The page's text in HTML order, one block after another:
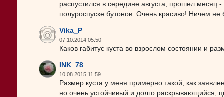
распустился в середине августа, прошел месяц
полуроспуске бутонов. Очень красиво! Ничем
Vika_P
07.10.2014 05:50
Каков габитус куста во взрослом состоянии и
INK_78
10.08.2015 11:59
Размер куста у меня примерно такой, как
но очень устойчивый и долго раскрывающийся,